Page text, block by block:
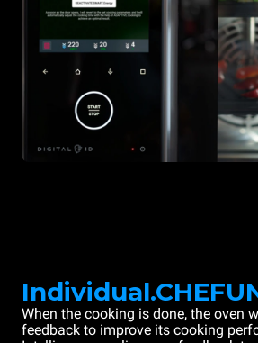
When the cooking is done, the oven
feedback to improve its cooking